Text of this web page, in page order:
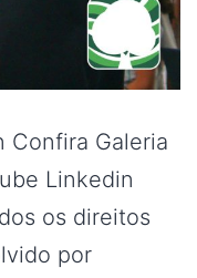
Confira Galeria
Linkedin
os direitos
por